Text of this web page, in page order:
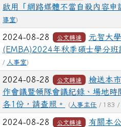
啟用「網路媒體不當自殺內容申
導室)
2024-08-28 公文轉達
元智大
(EMBA)2024年秋季碩士學分班
/ 人事室)
2024-08-28 公文轉達
檢送本
作會議暨領隊會議紀錄、場地時
各1份，請查照。
( 人事主任 / 183 /
2024-08-28 公文轉達
有關本